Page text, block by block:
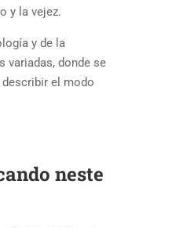
y la vejez.
y de la
variadas, donde se
el modo
neste